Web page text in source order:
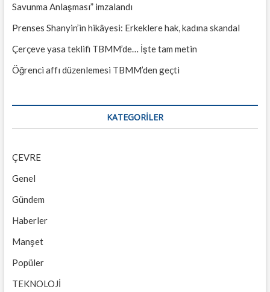
Savunma Anlaşması” imzalandı
Prenses Shanyin’in hikâyesi: Erkeklere hak, kadına skandal
Çerçeve yasa teklifi TBMM’de… İşte tam metin
Öğrenci affı düzenlemesi TBMM’den geçti
KATEGORILER
ÇEVRE
Genel
Gündem
Haberler
Manşet
Popüler
TEKNOLOJİ